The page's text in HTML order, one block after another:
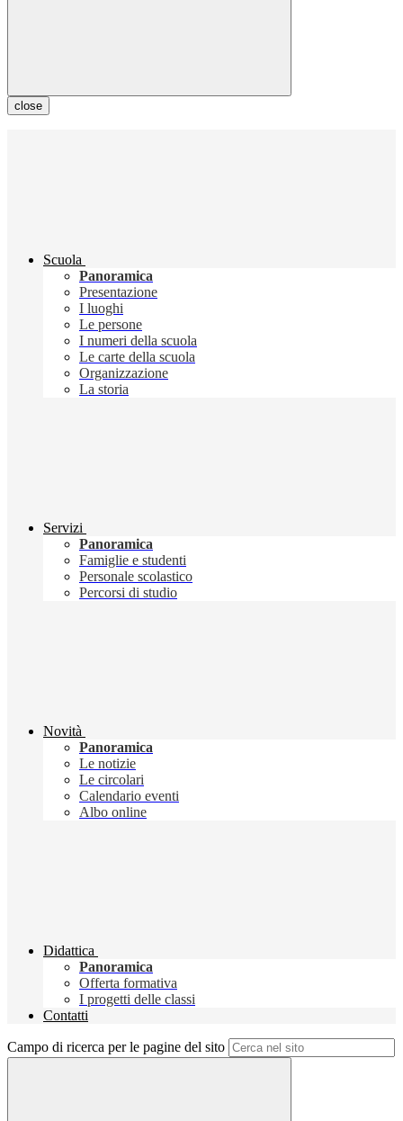
close
Scuola
Panoramica
Presentazione
I luoghi
Le persone
I numeri della scuola
Le carte della scuola
Organizzazione
La storia
Servizi
Panoramica
Famiglie e studenti
Personale scolastico
Percorsi di studio
Novità
Panoramica
Le notizie
Le circolari
Calendario eventi
Albo online
Didattica
Panoramica
Offerta formativa
I progetti delle classi
Contatti
Campo di ricerca per le pagine del sito